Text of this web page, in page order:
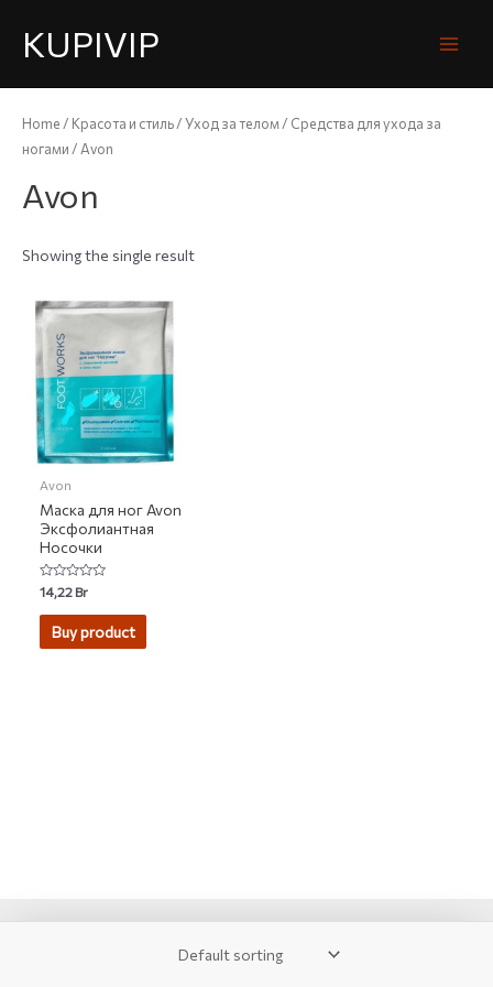
KUPIVIP
Home / Красота и стиль/Уход за телом/ Средства для ухода за
ногами / Avon
Avon
Showing the single result
Avon
Маска для ног Avon
Эксфолиантная
Носочки
Rated
0
out
14,22Br
Buy product